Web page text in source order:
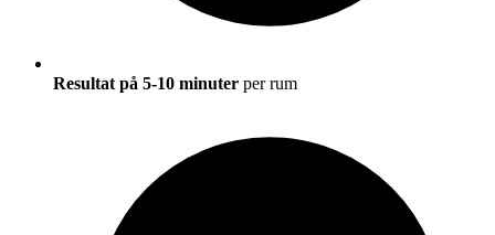
Resultat på 5-10 minuter per rum